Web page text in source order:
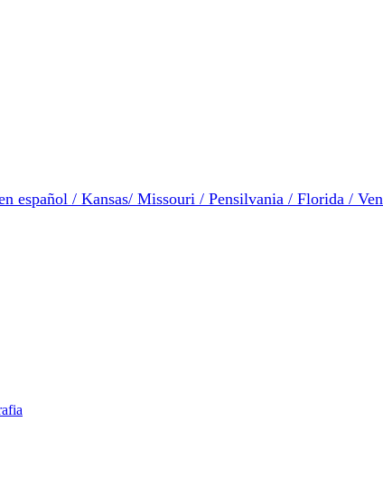
español / Kansas/ Missouri / Pensilvania / Florida /